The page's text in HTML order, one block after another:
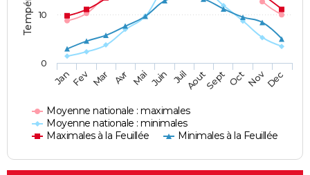
Moyenne nationale : maximales
Moyenne nationale : minimales
Maximales à la Feuillée
Minimales à la Feuillée
JanFev Mar Avr Mai Juin JuilAoutSept OctNovDec
0
10